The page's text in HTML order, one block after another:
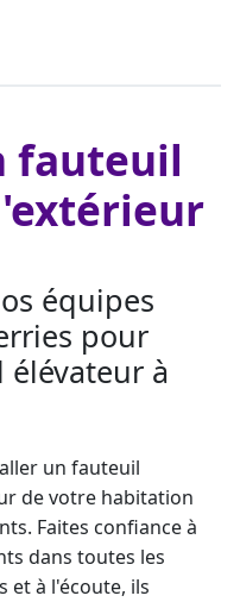
fauteuil
équipes
pour
à
un fauteuil
de votre habitation
Faites confiance à
dans toutes les
et à l'écoute, ils